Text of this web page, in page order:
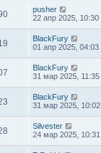
pusher
22 апр 2025, 10:30
BlackFury
01 апр 2025, 04:03
BlackFury
31 мар 2025, 11:35
BlackFury
31 мар 2025, 10:02
Silvester
24 мар 2025, 10:31